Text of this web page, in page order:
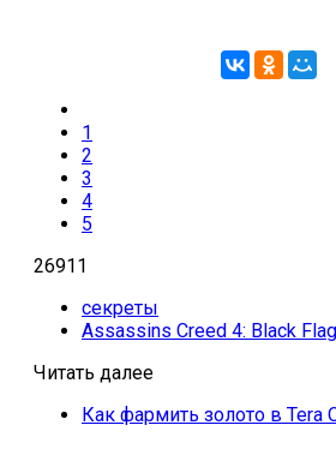
1
2
3
4
5
26911
секреты
Assassins Creed 4: Black Flag
Читать далее
Как фармить золото в Tera